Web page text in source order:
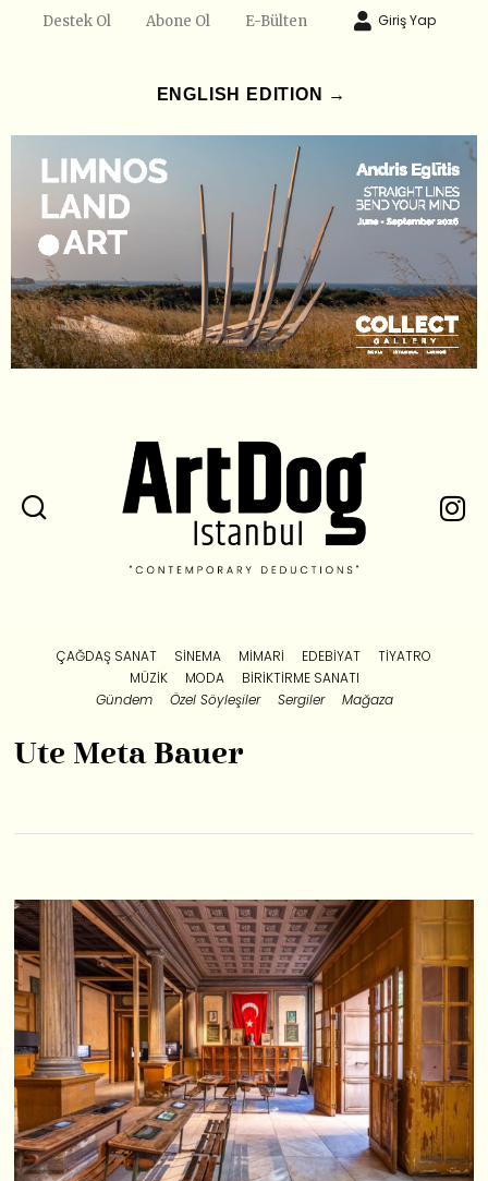
Destek Ol Abone Ol E-Bülten Giriş Yap
ENGLISH EDITION →
ÇAĞDAŞ SANAT SINEMA MIMARI EDEBIYAT
TIYATRO
MÜZIK
MODA
BIRIKTIRME SANATI
Gündem
Özel Söyleşiler Sergiler Mağaza
Ute Meta Bauer